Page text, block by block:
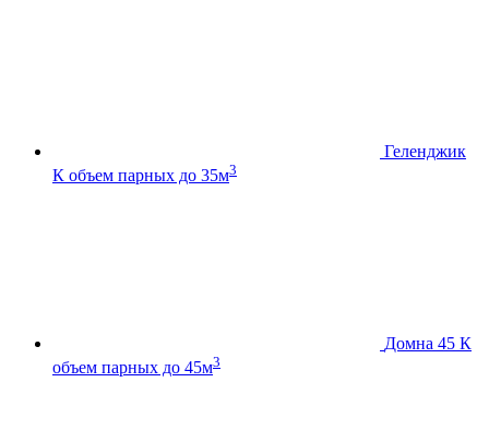
Геленджик
К объем парных до 35м3
Домна 45 К
объем парных до 45м3